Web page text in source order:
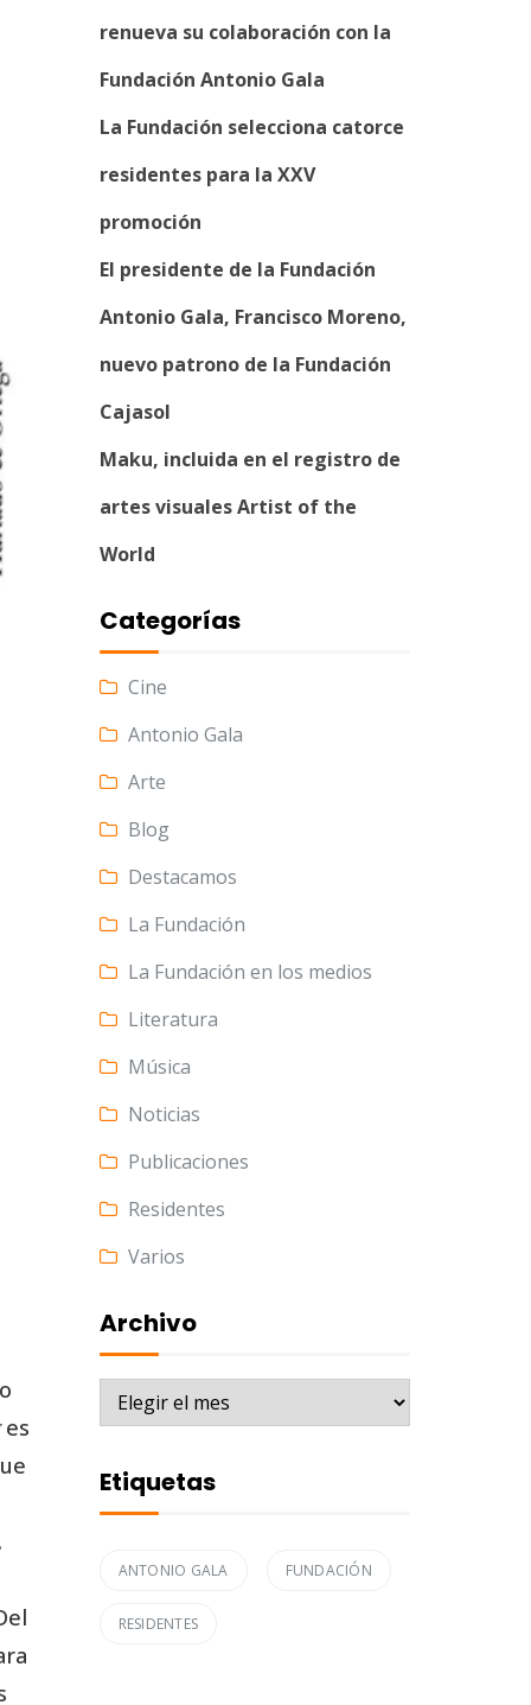
es
renueva su colaboración con la
Fundación Antonio Gala
La Fundación selecciona catorce
residentes para la XXV
promoción
El presidente de la Fundación
Antonio Gala, Francisco Moreno,
nuevo patrono de la Fundación
Cajasol
Maku, incluida en el registro de
artes visuales Artist of the
World
Categorías
Cine
Antonio Gala
Arte
Blog
Destacamos
La Fundación
La Fundación en los medios
Literatura
Música
Noticias
Publicaciones
Residentes
Varios
Archivo
Archivo
Etiquetas
ANTONIO GALA FUNDACIÓN
RESIDENTES